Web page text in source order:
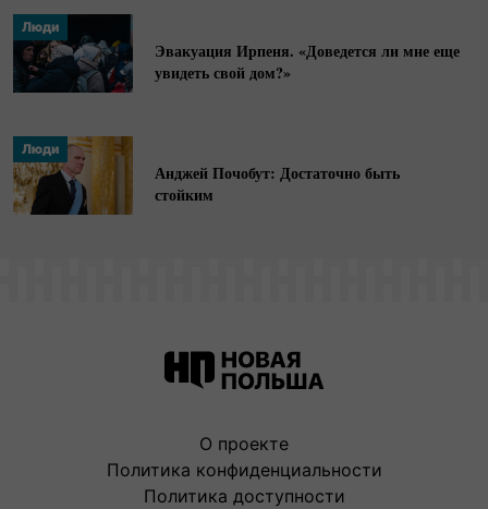
Люди
Эвакуация Ирпеня. «Доведется ли мне еще
увидеть свой дом?»
Люди
Анджей Почобут: Достаточно быть
стойким
О проекте
Политика конфиденциальности
Политика доступности